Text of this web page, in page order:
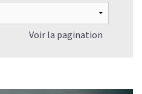
de concentration avant le
Voir la pagination